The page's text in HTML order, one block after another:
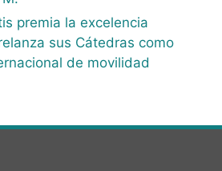
premia la excelencia
sus Cátedras como
de movilidad